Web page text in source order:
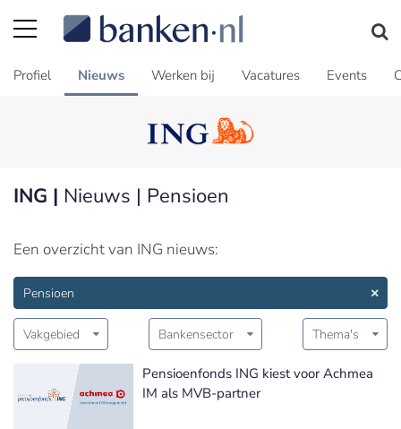
Profiel Nieuws Werken bij Vacatures Events
ING | Nieuws | Pensioen
Een overzicht van ING nieuws:
Pensioen
Vakgebied Bankensector Thema's
Pensioenfonds ING kiest voor Achmea
IM als MVB-partner